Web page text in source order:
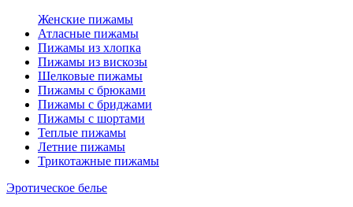
Женские пижамы
Атласные пижамы
Пижамы из хлопка
Пижамы из вискозы
Шелковые пижамы
Пижамы с брюками
Пижамы с бриджами
Пижамы с шортами
Теплые пижамы
Летние пижамы
Трикотажные пижамы
Эротическое белье